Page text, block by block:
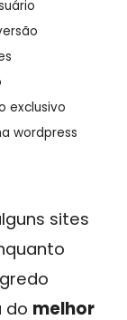
exclusivo
wordpress
sites
do melhor